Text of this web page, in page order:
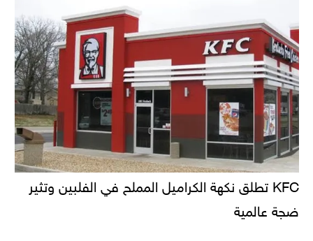
KFC تطلق نكهة الكراميل المملح في الفلبين وتثير
ضجة عالمية